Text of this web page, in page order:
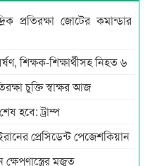
প্রতিরক্ষা জোটের কমান্ডার
শিক্ষক-শিক্ষার্থীসহ নিহত ৬
চুক্তি স্বাক্ষর আজ
হবে: ট্রাম্প
প্রেসিডেন্ট পেজেশকিয়ান
ক্ষেপণাস্ত্রের মজুত